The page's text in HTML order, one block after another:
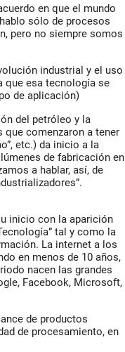
en que el mundo
sólo de procesos
pero no siempre somos
industrial y el uso
que esa tecnología se
de aplicación)
del petróleo y la
comenzaron a tener
etc.) da inicio a la
de fabricación en
a hablar, así, de
inicio con la aparición
tal y como la
La internet a los
en menos de 10 años,
nacen las grandes
Facebook, Microsoft,
de productos
de procesamiento, en